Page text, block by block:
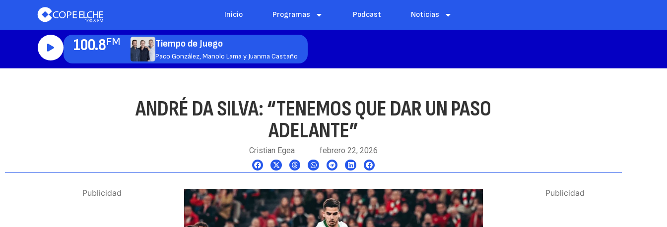
Inicio Programas Podcast Noticias
100.8FM Tiempo de Juego
Paco González, Manolo Lama y Juanma Castaño
ANDRÉ DA SILVA: “TENEMOS QUE DAR UN PASO
ADELANTE”
Cristian Egea febrero 22, 2026
Publicidad Publicidad